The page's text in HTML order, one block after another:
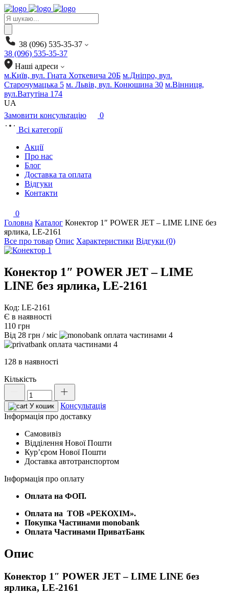
Products
search
38 (096) 535-35-37
38 (096) 535-35-37
Наші адреси
м.Київ, вул. Гната Хоткевича 20Б м.Дніпро, вул.
Старочумацька 5 м. Львів, вул. Конюшина 30 м.Вінниця,
вул.Ватутіна 174
UA
Замовити консультацію
0
Всі категорії
Акції
Про нас
Блог
Доставка та оплата
Відгуки
Контакти
0
Головна Каталог Конектор 1″ POWER JET – LIME LINE без
ярлика, LE-2161
Все про товар Опис Характеристики Відгуки (0)
Конектор 1″ POWER JET – LIME
LINE без ярлика, LE-2161
Код: LE-2161
Є в наявності
110 грн
Від 28 грн / міс
4
4
128 в наявності
Кількість
Конектор
1"
POWER
JET
LIME
LINE
без
ярлика,
2161
У кошик
Консультація
Інформація про доставку
Самовивіз
Відділення Нової Пошти
Курʼєром Нової Пошти
Доставка автотранспортом
Інформація про оплату
Оплата на ФОП.
Оплата на ТОВ «РЕКОХІМ».
Покупка Частинами monobank
Оплата Частинами ПриватБанк
Опис
Конектор 1″ POWER JET – LIME LINE без
ярлика, LE-2161